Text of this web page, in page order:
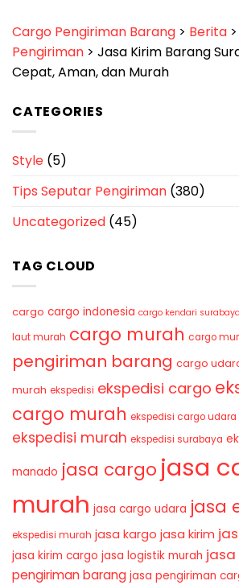
Cargo Pengiriman Barang > Berita >
Pengiriman > Jasa Kirim Barang
Cepat, Aman, dan Murah
CATEGORIES
Style (5)
Tips Seputar Pengiriman (380)
Uncategorized (45)
TAG CLOUD
cargo cargo indonesia cargo kendari surabaya
laut murah cargo murah cargo
pengiriman barang cargo
murah ekspedisi ekspedisi cargo
cargo murah ekspedisi cargo udara
ekspedisi murah ekspedisi surabaya
manado jasa cargo jasa
murah jasa cargo udara jasa
ekspedisi murah jasa kargo jasa kirim
jasa kirim cargo jasa logistik murah
pengiriman barang jasa pengiriman